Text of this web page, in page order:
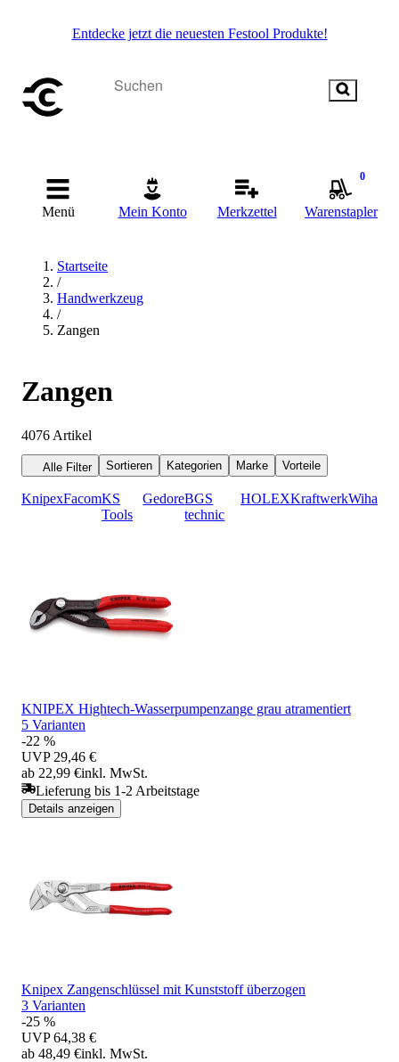
Entdecke jetzt die neuesten Festool Produkte!
Menü Mein Konto Merkzettel
0
Warenstapler
Startseite
/
Handwerkzeug
/
Zangen
Zangen
4076 Artikel
Alle Filter Sortieren Kategorien Marke Vorteile
KnipexFacomKS
Tools
GedoreBGS
technic
HOLEXKraftwerkWiha
KNIPEX Hightech-Wasserpumpenzange grau atramentiert
5 Varianten
-22 %
UVP 29,46 €
ab 22,99 €inkl. MwSt.
Lieferung bis 1-2 Arbeitstage
Details anzeigen
Knipex Zangenschlüssel mit Kunststoff überzogen
3 Varianten
-25 %
UVP 64,38 €
ab 48,49 €inkl. MwSt.